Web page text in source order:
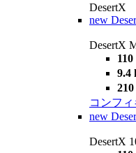
DesertX
new
DesertX
110
9.4
コンフ
new
DesertX